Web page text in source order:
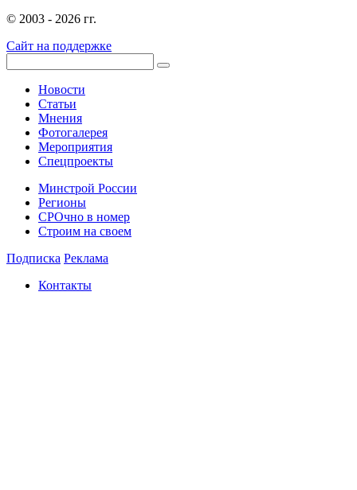
© 2003 - 2026 гг.
Сайт на поддержке
Новости
Статьи
Мнения
Фотогалерея
Мероприятия
Спецпроекты
Минстрой России
Регионы
СРОчно в номер
Строим на своем
Подписка Реклама
Контакты